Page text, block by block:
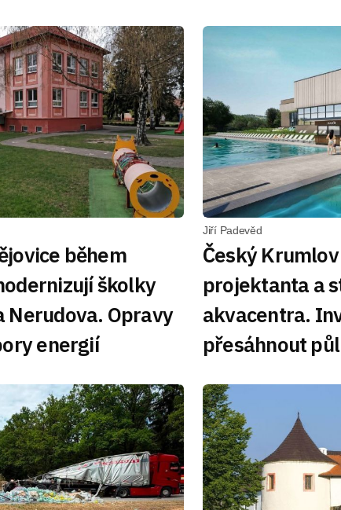
během
školky
Nerudova. Opravy
energií
Jiří Padevěd
Český
projektanta a
akvacentra.
přesáhnout